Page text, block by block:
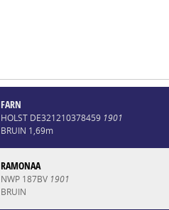
FARN
HOLST DE321210378459 1901
BRUIN 1,69m
RAMONAA
NWP 187BV 1901
BRUIN